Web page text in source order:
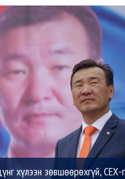
хүлээн зөвшөөрөхгүй, СЕХ-